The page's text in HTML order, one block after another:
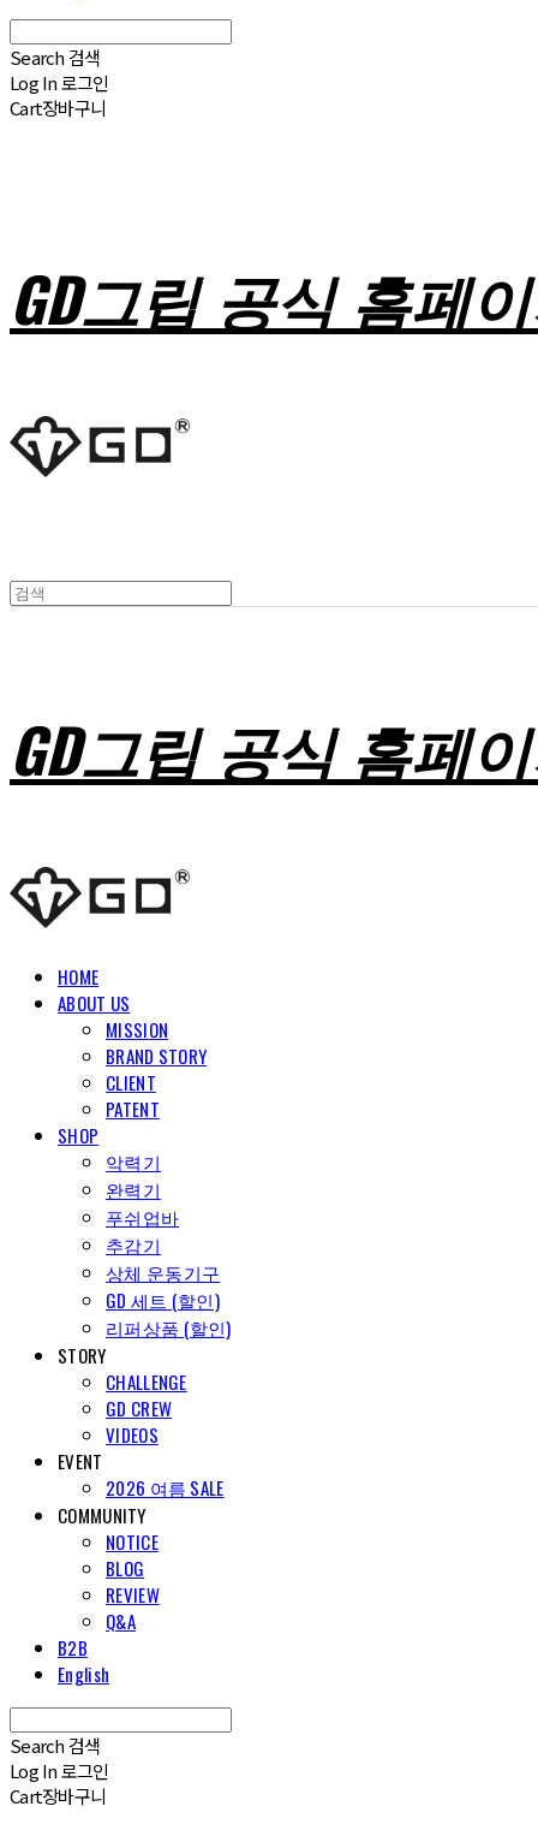
Search 검색
Log In로그인
Cart장바구니
GD그립 공식 홈페
GD그립 공식 홈페
HOME
ABOUT US
MISSION
BRAND STORY
CLIENT
PATENT
SHOP
악력기
완력기
푸쉬업바
추감기
상체 운동기구
GD 세트 (할인)
리퍼상품 (할인)
STORY
CHALLENGE
GD CREW
VIDEOS
EVENT
2026 여름 SALE
COMMUNITY
NOTICE
BLOG
REVIEW
Q&A
B2B
English
Search 검색
Log In로그인
Cart장바구니